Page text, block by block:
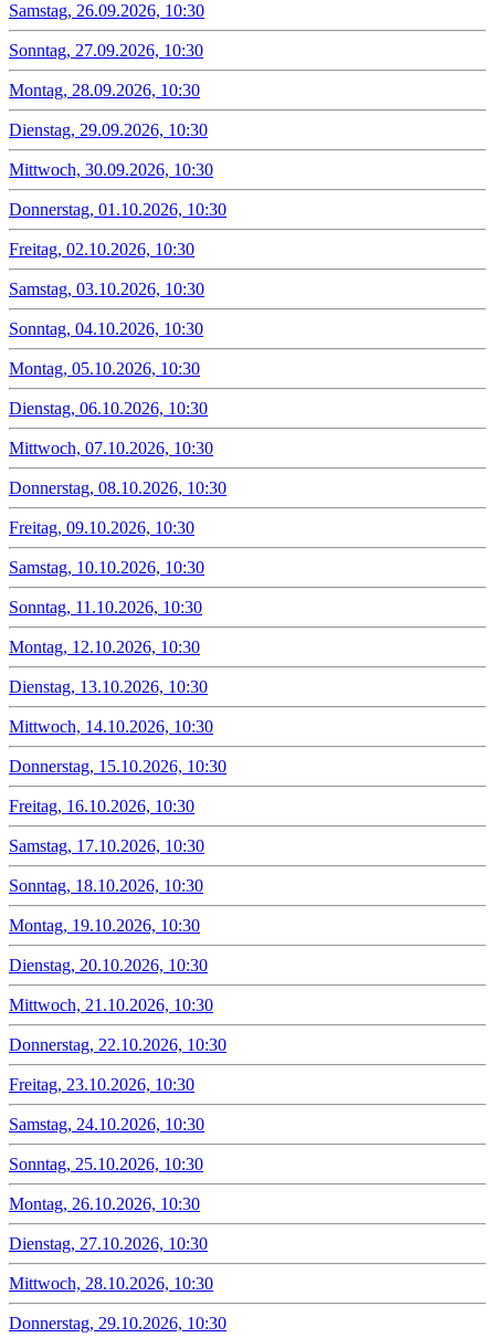
Samstag, 26.09.2026, 10:30
Sonntag, 27.09.2026, 10:30
Montag, 28.09.2026, 10:30
Dienstag, 29.09.2026, 10:30
Mittwoch, 30.09.2026, 10:30
Donnerstag, 01.10.2026, 10:30
Freitag, 02.10.2026, 10:30
Samstag, 03.10.2026, 10:30
Sonntag, 04.10.2026, 10:30
Montag, 05.10.2026, 10:30
Dienstag, 06.10.2026, 10:30
Mittwoch, 07.10.2026, 10:30
Donnerstag, 08.10.2026, 10:30
Freitag, 09.10.2026, 10:30
Samstag, 10.10.2026, 10:30
Sonntag, 11.10.2026, 10:30
Montag, 12.10.2026, 10:30
Dienstag, 13.10.2026, 10:30
Mittwoch, 14.10.2026, 10:30
Donnerstag, 15.10.2026, 10:30
Freitag, 16.10.2026, 10:30
Samstag, 17.10.2026, 10:30
Sonntag, 18.10.2026, 10:30
Montag, 19.10.2026, 10:30
Dienstag, 20.10.2026, 10:30
Mittwoch, 21.10.2026, 10:30
Donnerstag, 22.10.2026, 10:30
Freitag, 23.10.2026, 10:30
Samstag, 24.10.2026, 10:30
Sonntag, 25.10.2026, 10:30
Montag, 26.10.2026, 10:30
Dienstag, 27.10.2026, 10:30
Mittwoch, 28.10.2026, 10:30
Donnerstag, 29.10.2026, 10:30